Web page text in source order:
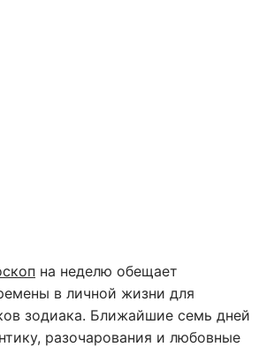
на неделю обещает
в личной жизни для
зодиака. Ближайшие семь дней
разочарования и любовные